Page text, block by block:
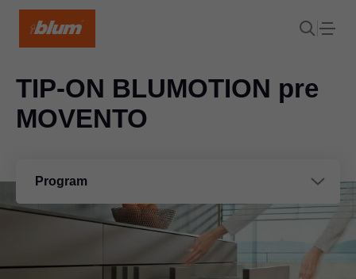
Program
TIP-ON BLUMOTION pre
MOVENTO